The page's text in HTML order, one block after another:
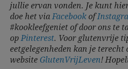
jullie ervan vonden. Je kunt
doe het viaFacebookof
#kookleefgeniet of door ons te
op Pinterest. Voor glutenvrije
eetgelegenheden kan je terecht
website GlutenVrijLeven!